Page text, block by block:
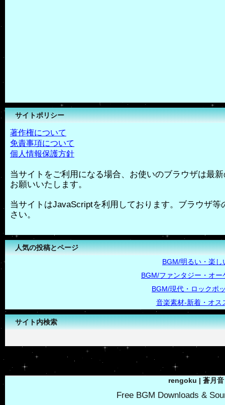
サイトポリシー
著作権について
免責事項について
個人情報保護方針
当サイトをご利用になる場合、お使いのブラウザは最
お願いいたします。
当サイトはJavaScriptを利用しております。ブラウザ
さい。
人気の投稿とページ
BGM/明るい・楽し
BGM/ファンタジー・オー
BGM/現代・ロックポ
音楽素材-新着・オス
サイト内検索
rengoku | 蒼月音
Free BGM Downloads &